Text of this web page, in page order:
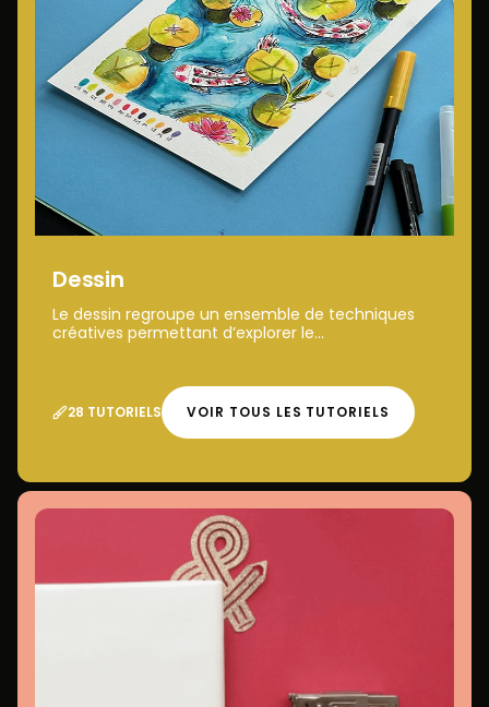
Dessin
Le dessin regroupe un ensemble de techniques
créatives permettant d’explorer le...
28 TUTORIELS VOIR TOUS LES TUTORIELS